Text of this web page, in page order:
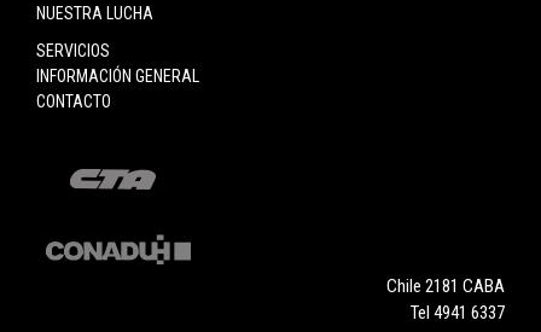
NUESTRA LUCHA
SERVICIOS
INFORMACIÓN GENERAL
CONTACTO
Chile 2181 CABA
Tel 4941 6337